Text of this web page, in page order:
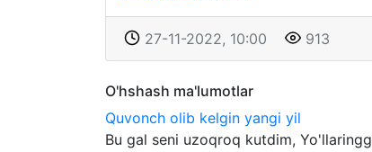
27-11-2022, 10:00 913
O'hshash ma'lumotlar
Quvonch olib kelgin yangi yil
Bu gal seni uzoqroq kutdim,